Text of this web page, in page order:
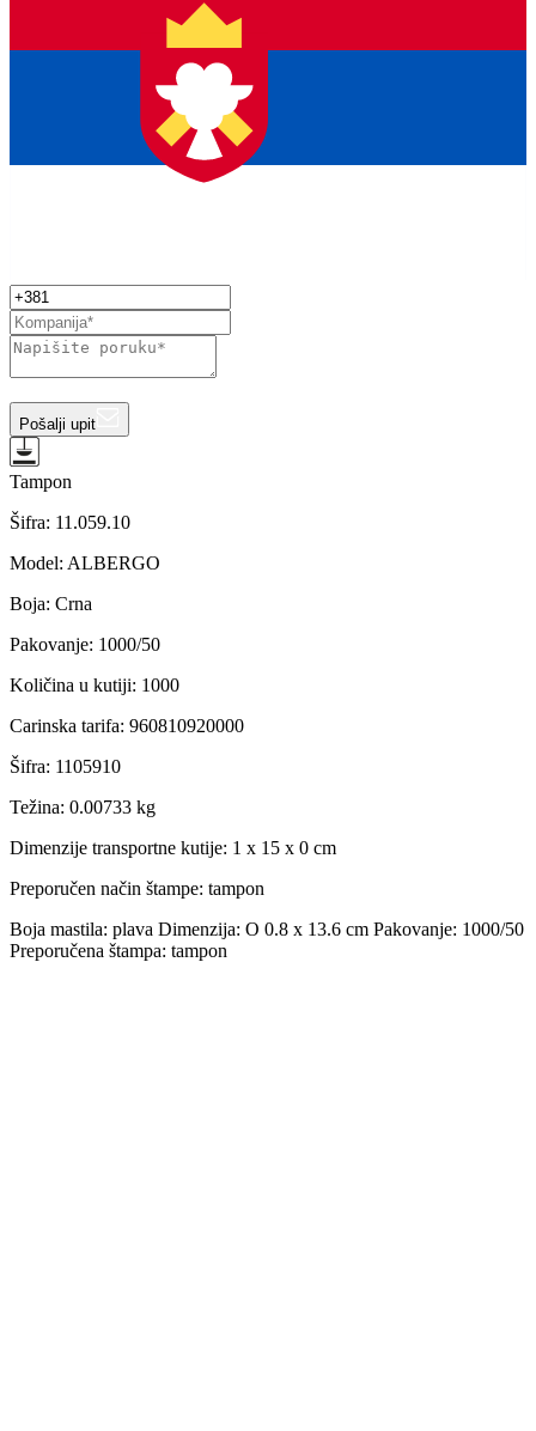
Pošalji upit
Tampon
Šifra: 11.059.10
Model: ALBERGO
Boja: Crna
Pakovanje: 1000/50
Količina u kutiji: 1000
Carinska tarifa: 960810920000
Šifra: 1105910
Težina: 0.00733 kg
Dimenzije transportne kutije: 1 x 15 x 0 cm
Preporučen način štampe: tampon
Boja mastila: plava Dimenzija: O 0.8 x 13.6 cm Pakovanje: 1000/50
Preporučena štampa: tampon